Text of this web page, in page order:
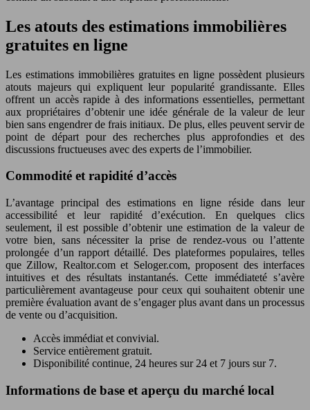
Les atouts des estimations immobilières
gratuites en ligne
Les estimations immobilières gratuites en ligne possèdent plusieurs
atouts majeurs qui expliquent leur popularité grandissante. Elles
offrent un accès rapide à des informations essentielles, permettant
aux propriétaires d’obtenir une idée générale de la valeur de leur
bien sans engendrer de frais initiaux. De plus, elles peuvent servir de
point de départ pour des recherches plus approfondies et des
discussions fructueuses avec des experts de l’immobilier.
Commodité et rapidité d’accès
L’avantage principal des estimations en ligne réside dans leur
accessibilité et leur rapidité d’exécution. En quelques clics
seulement, il est possible d’obtenir une estimation de la valeur de
votre bien, sans nécessiter la prise de rendez-vous ou l’attente
prolongée d’un rapport détaillé. Des plateformes populaires, telles
que Zillow, Realtor.com et Seloger.com, proposent des interfaces
intuitives et des résultats instantanés. Cette immédiateté s’avère
particulièrement avantageuse pour ceux qui souhaitent obtenir une
première évaluation avant de s’engager plus avant dans un processus
de vente ou d’acquisition.
Accès immédiat et convivial.
Service entièrement gratuit.
Disponibilité continue, 24 heures sur 24 et 7 jours sur 7.
Informations de base et aperçu du marché local